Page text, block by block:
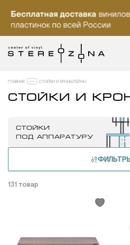
ГЛАВНАЯ СТОЙКИ И КРОНШТЕЙНЫ
СТОЙКИ И
СТОЙКИ
ПОД АППАРАТУРУ
131 товар